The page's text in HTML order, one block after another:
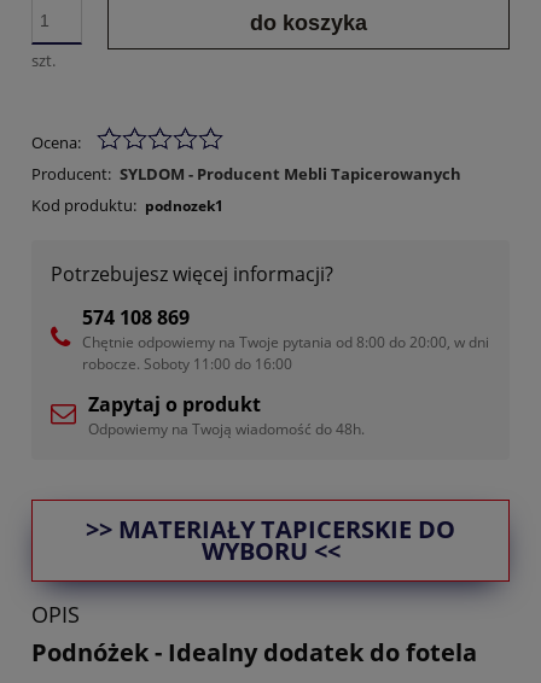
szt.
do koszyka
Ocena:
Producent: SYLDOM - Producent Mebli Tapicerowanych
Kod produktu: podnozek1
Potrzebujesz więcej informacji?
574 108 869
Chętnie odpowiemy na Twoje pytania od 8:00 do 20:00, w dni
robocze. Soboty 11:00 do 16:00
Zapytaj o produkt
Odpowiemy na Twoją wiadomość do 48h.
>> MATERIAŁY TAPICERSKIE DO
WYBORU <<
OPIS
Podnóżek - Idealny dodatek do fotela